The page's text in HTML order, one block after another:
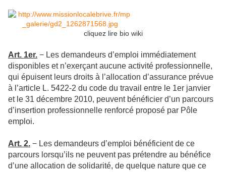
cliquez lire bio wiki
Art. 1er. − Les demandeurs d’emploi immédiatement
disponibles et n’exerçant aucune activité professionnelle,
qui épuisent leurs droits à l’allocation d’assurance prévue
à l’article L. 5422-2 du code du travail entre le 1er janvier
et le 31 décembre 2010, peuvent bénéficier d’un parcours
d’insertion professionnelle renforcé proposé par Pôle
emploi.
Art. 2. − Les demandeurs d’emploi bénéficient de ce
parcours lorsqu’ils ne peuvent pas prétendre au bénéfice
d’une allocation de solidarité, de quelque nature que ce